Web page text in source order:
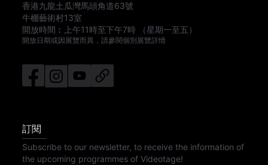
香港九龍土瓜灣馬頭角道63號
牛棚藝術村13室
開放時間︰
上午11時至下午7時 （星期一至五）
開放日期或因展覽而異，請參閱個別展覽詳情
訂閱
Subscribe to our newsletter, to receive the information of
the upcoming programmes of Videotage!